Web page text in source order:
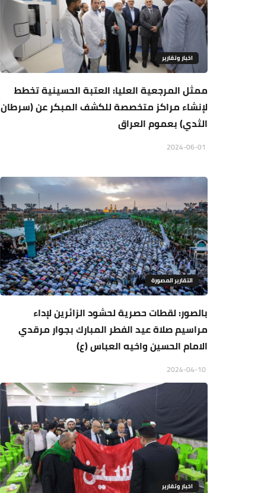
اخبار وتقارير
ممثل المرجعية العليا: العتبة الحسينية تخطط
لإنشاء مراكز متخصصة للكشف المبكر عن (سرطان
الثدي) بعموم العراق
التقارير المصورة
بالصور: لقطات حصرية لحشود الزائرين لإداء
مراسيم صلاة عيد الفطر المبارك بجوار مرقدي
الامام الحسين واخيه العباس (ع)
اخبار وتقارير